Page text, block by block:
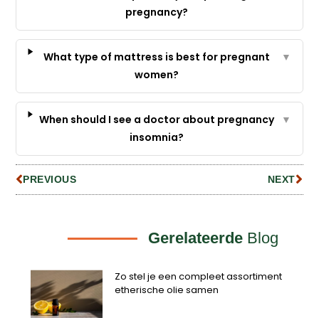
pregnancy?
What type of mattress is best for pregnant
women?
▼
When should I see a doctor about pregnancy
insomnia?
▼
PREVIOUS NEXT
Gerelateerde Blog
Zo stel je een compleet assortiment
etherische olie samen